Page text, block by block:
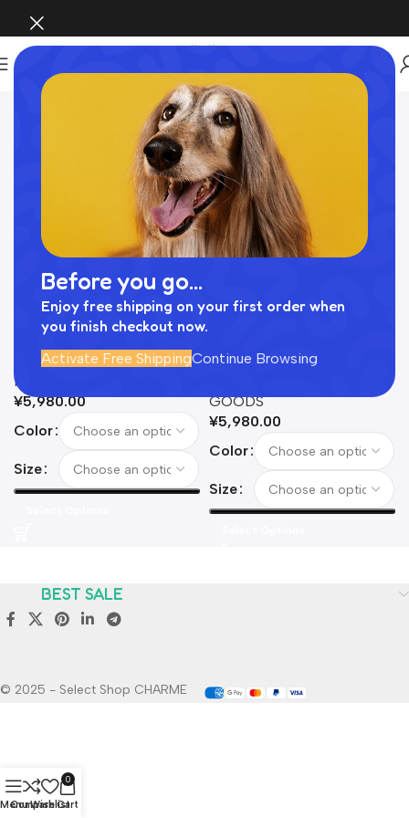
Before you go...
Enjoy free shipping on your first order when
you finish checkout now.
Activate Free ShippingContinue Browsing
PET GOODS
ハーネス マジックテープ脱
着 保冷剤ポケット付き クー
ルハーネス YOSAE
PET GOODS
¥5,980.00
Color
Size
ードハーネス 小型犬におす
イン IT’S DOG
GOODS
¥5,980.00
Color
Size
BEST SALE
© 2025 - Select Shop CHARME
Menu
Compare
Wishlist
0
Cart